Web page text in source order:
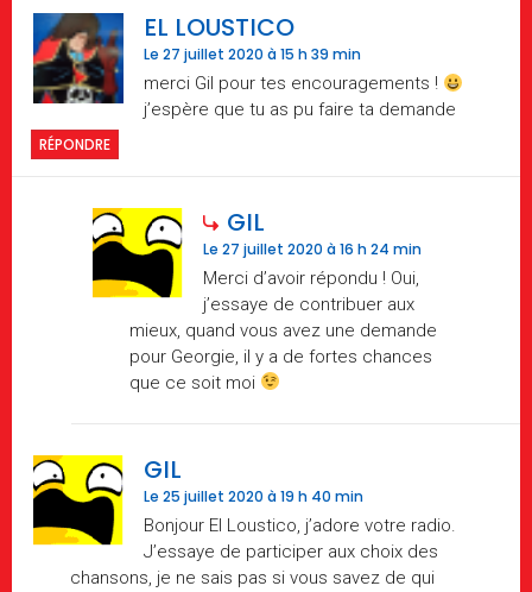
EL LOUSTICO
Le 27 juillet 2020 à 15 h 39 min
merci Gil pour tes encouragements !
j’espère que tu as pu faire ta demande
RÉPONDRE
GIL
Le 27 juillet 2020 à 16 h 24 min
Merci d’avoir répondu ! Oui,
j’essaye de contribuer aux
mieux, quand vous avez une demande
pour Georgie, il y a de fortes chances
que ce soit moi
GIL
Le 25 juillet 2020 à 19 h 40 min
Bonjour El Loustico, j’adore votre radio.
J’essaye de participer aux choix des
chansons, je ne sais pas si vous savez de qui